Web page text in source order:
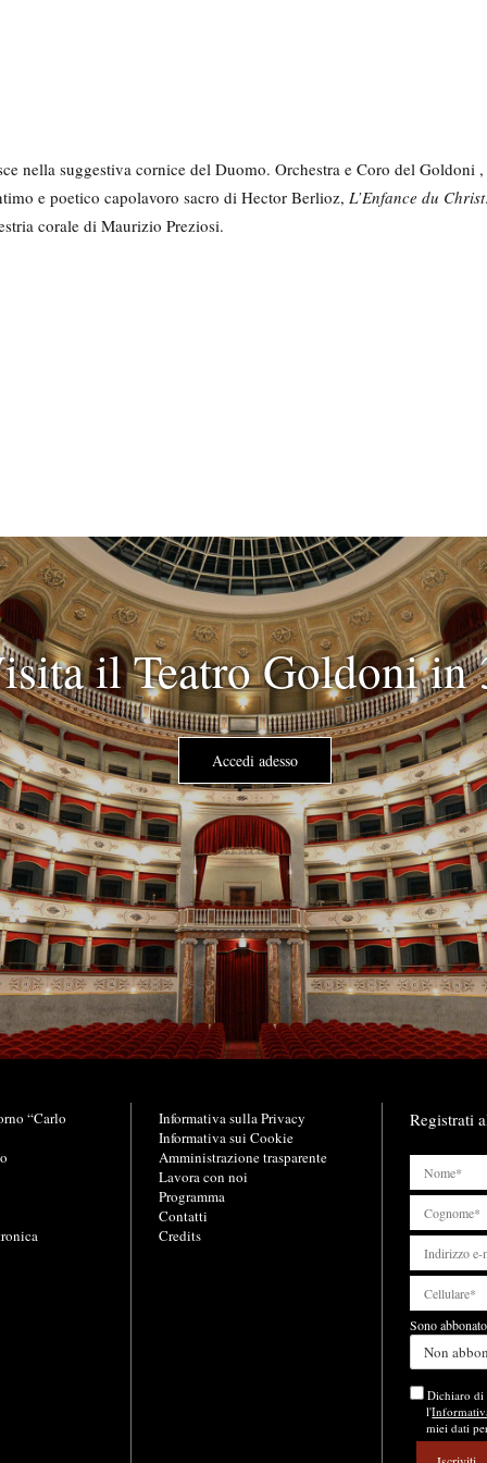
nella suggestiva cornice del Duomo. Orchestra e Coro del Goldoni ,
e poetico capolavoro sacro di Hector Berlioz, L’Enfance du Christ
corale di Maurizio Preziosi.
il Teatro Goldoni in
Accedi adesso
“Carlo
L
i
n
k
u
t
i
Informativa sulla Privacy
Informativa sui Cookie
Amministrazione trasparente
Lavora con noi
Programma
Contatti
Credits
Registrati
Sono
Non
Dichiaro di
l'
miei dati